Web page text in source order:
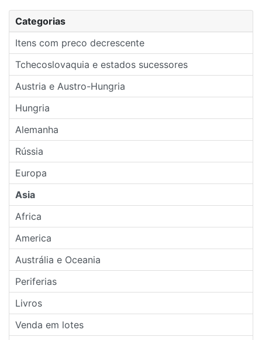
Categorias
Itens com preco decrescente
Tchecoslovaquia e estados sucessores
Austria e Austro-Hungria
Hungria
Alemanha
Rússia
Europa
Asia
Africa
America
Austrália e Oceania
Periferias
Livros
Venda em lotes